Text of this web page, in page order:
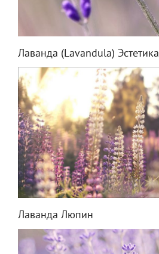
Лаванда (Lavandula) Эстетика
Лаванда Люпин